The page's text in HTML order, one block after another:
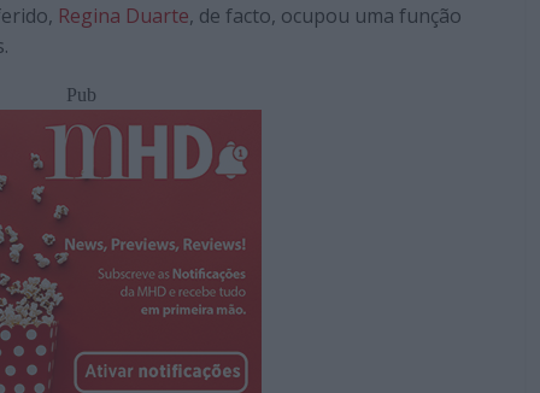
Regina Duarte, de facto, ocupou uma função
Pub